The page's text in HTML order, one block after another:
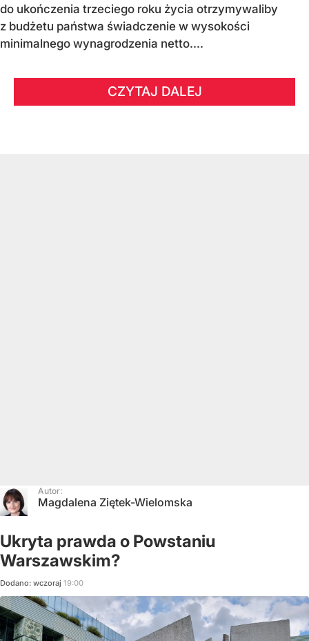
do ukończenia trzeciego roku życia otrzymywaliby
z budżetu państwa świadczenie w wysokości
minimalnego wynagrodzenia netto....
CZYTAJ DALEJ
Autor:
Magdalena Ziętek-Wielomska
Ukryta prawda o Powstaniu
Warszawskim?
Dodano: wczoraj 19:00